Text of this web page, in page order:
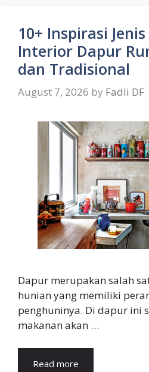
10+ Inspirasi
Interior Dapur
dan Tradisional
August 7, 2026 by Fadli DF
Dapur merupakan salah
hunian yang memiliki
penghuninya. Di dapur ini
makanan akan …
Read more